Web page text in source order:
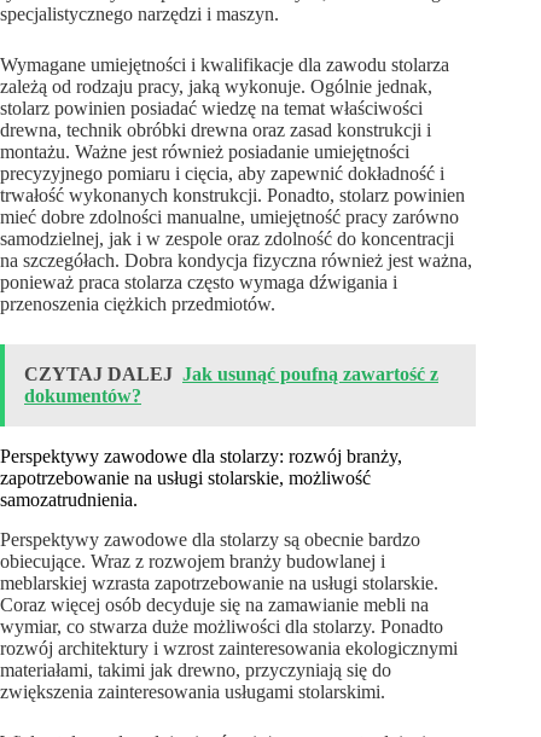
specjalistycznego narzędzi i maszyn.
Wymagane umiejętności i kwalifikacje dla zawodu stolarza
zależą od rodzaju pracy, jaką wykonuje. Ogólnie jednak,
stolarz powinien posiadać wiedzę na temat właściwości
drewna, technik obróbki drewna oraz zasad konstrukcji i
montażu. Ważne jest również posiadanie umiejętności
precyzyjnego pomiaru i cięcia, aby zapewnić dokładność i
trwałość wykonanych konstrukcji. Ponadto, stolarz powinien
mieć dobre zdolności manualne, umiejętność pracy zarówno
samodzielnej, jak i w zespole oraz zdolność do koncentracji
na szczegółach. Dobra kondycja fizyczna również jest ważna,
ponieważ praca stolarza często wymaga dźwigania i
przenoszenia ciężkich przedmiotów.
CZYTAJ DALEJ Jak usunąć poufną zawartość z
dokumentów?
Perspektywy zawodowe dla stolarzy: rozwój branży,
zapotrzebowanie na usługi stolarskie, możliwość
samozatrudnienia.
Perspektywy zawodowe dla stolarzy są obecnie bardzo
obiecujące. Wraz z rozwojem branży budowlanej i
meblarskiej wzrasta zapotrzebowanie na usługi stolarskie.
Coraz więcej osób decyduje się na zamawianie mebli na
wymiar, co stwarza duże możliwości dla stolarzy. Ponadto
rozwój architektury i wzrost zainteresowania ekologicznymi
materiałami, takimi jak drewno, przyczyniają się do
zwiększenia zainteresowania usługami stolarskimi.